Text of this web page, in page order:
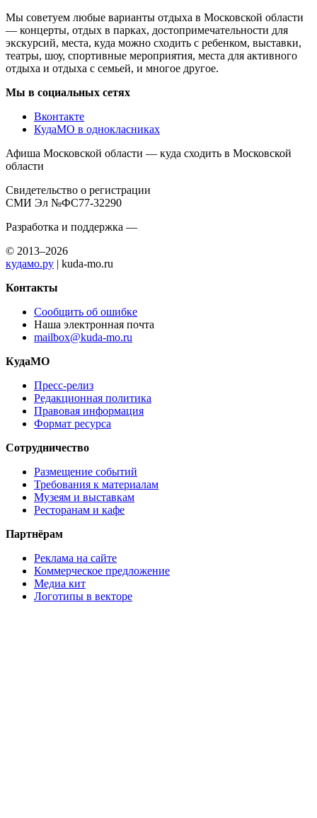
Мы советуем любые варианты отдыха в Московской области
— концерты, отдых в парках, достопримечательности для
экскурсий, места, куда можно сходить с ребенком, выставки,
театры, шоу, спортивные мероприятия, места для активного
отдыха и отдыха с семьей, и многое другое.
Мы в социальных сетях
Вконтакте
КудаМО в однокласниках
Афиша Московской области — куда сходить в Московской
области
Свидетельство о регистрации
СМИ Эл №ФС77-32290
Разработка и поддержка —
© 2013–2026
кудамо.ру | kuda-mo.ru
Контакты
Сообщить об ошибке
Наша электронная почта
mailbox@kuda-mo.ru
КудаМО
Пресс-релиз
Редакционная политика
Правовая информация
Формат ресурса
Сотрудничество
Размещение событий
Требования к материалам
Музеям и выставкам
Ресторанам и кафе
Партнёрам
Реклама на сайте
Коммерческое предложение
Медиа кит
Логотипы в векторе